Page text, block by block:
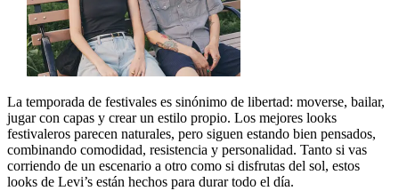
La temporada de festivales es sinónimo de libertad: moverse, bailar,
jugar con capas y crear un estilo propio. Los mejores looks
festivaleros parecen naturales, pero siguen estando bien pensados,
combinando comodidad, resistencia y personalidad. Tanto si vas
corriendo de un escenario a otro como si disfrutas del sol, estos
looks de Levi’s están hechos para durar todo el día.